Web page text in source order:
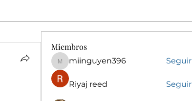
Miembros
miinguyen396
miinguyen396 Seguir
Riyaj reed Seguir